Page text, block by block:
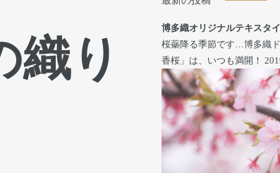
織り
博多織オリジナルテキスタ
桜蘂降る季節です…博多織
香桜」は、いつも満開！